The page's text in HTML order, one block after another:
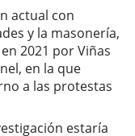
actual con
y la masonería,
2021 por Viñas
en la que
a las protestas
estaría